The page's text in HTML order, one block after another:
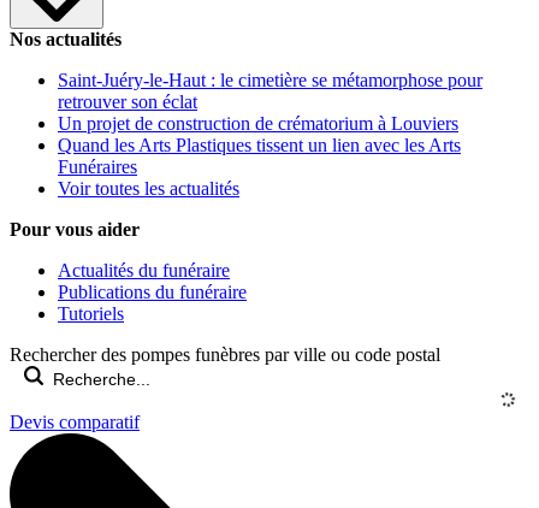
Nos actualités
Saint-Juéry-le-Haut : le cimetière se métamorphose pour
retrouver son éclat
Un projet de construction de crématorium à Louviers
Quand les Arts Plastiques tissent un lien avec les Arts
Funéraires
Voir toutes les actualités
Pour vous aider
Actualités du funéraire
Publications du funéraire
Tutoriels
Rechercher des pompes funèbres par ville ou code postal
Devis comparatif